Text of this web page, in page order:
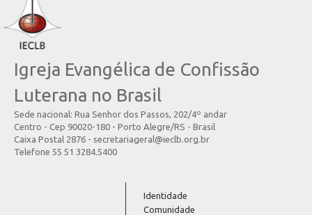
Igreja Evangélica de Confissão
Luterana no Brasil
Sede nacional: Rua Senhor dos Passos, 202/4º andar
Centro - Cep 90020-180 - Porto Alegre/RS - Brasil
Caixa Postal 2876 - secretariageral@ieclb.org.br
Telefone 55 51 3284.5400
Identidade
Comunidade